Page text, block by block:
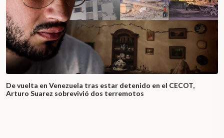
De vuelta en Venezuela tras estar detenido en el CECOT,
Arturo Suarez sobrevivió dos terremotos